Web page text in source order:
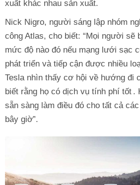
xuất khác nhau sản xuất.
Nick Nigro, người sáng lập nhóm
công Atlas, cho biết: “Mọi người sẽ
mức độ nào đó nếu mạng lưới sạc
phát triển và tiếp cận được nhiều
Tesla nhìn thấy cơ hội về hướng đi
biết rằng họ có dịch vụ tính phí tốt .
sẵn sàng làm điều đó cho tất cả
bây giờ”.